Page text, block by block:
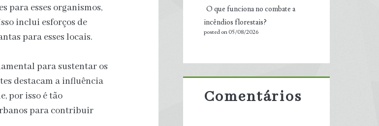
para esses organismos,
inclui esforços de
para esses locais.
para sustentar os
destacam a influência
por isso é tão
para contribuir
O que funciona no combate a
incêndios florestais?
posted on 05/08/2026
Comentários